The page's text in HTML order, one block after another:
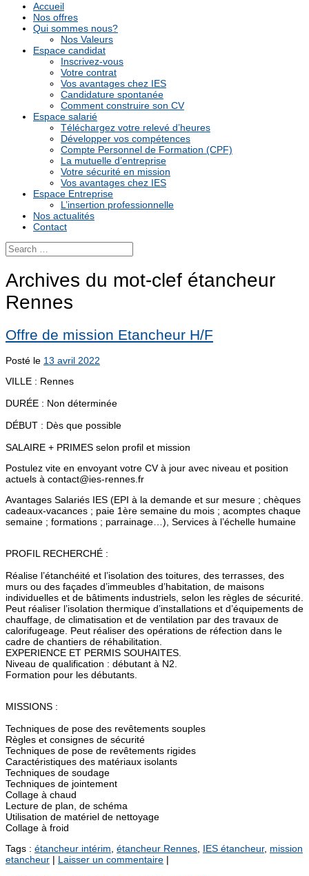
Accueil
Nos offres
Qui sommes nous?
Nos Valeurs
Espace candidat
Inscrivez-vous
Votre contrat
Vos avantages chez IES
Candidature spontanée
Comment construire son CV
Espace salarié
Téléchargez votre relevé d’heures
Développer vos compétences
Compte Personnel de Formation (CPF)
La mutuelle d’entreprise
Votre sécurité en mission
Vos avantages chez IES
Espace Entreprise
L’insertion professionnelle
Nos actualités
Contact
Archives du mot-clef étancheur
Rennes
Offre de mission Etancheur H/F
Posté le 13 avril 2022
VILLE : Rennes
DURÉE : Non déterminée
DÉBUT : Dès que possible
SALAIRE + PRIMES selon profil et mission
Postulez vite en envoyant votre CV à jour avec niveau et position
actuels à contact@ies-rennes.fr
Avantages Salariés IES (EPI à la demande et sur mesure ; chèques
cadeaux-vacances ; paie 1ère semaine du mois ; acomptes chaque
semaine ; formations ; parrainage…), Services à l’échelle humaine
PROFIL RECHERCHÉ :
Réalise l’étanchéité et l’isolation des toitures, des terrasses, des
murs ou des façades d’immeubles d’habitation, de maisons
individuelles et de bâtiments industriels, selon les règles de sécurité.
Peut réaliser l’isolation thermique d’installations et d’équipements de
chauffage, de climatisation et de ventilation par des travaux de
calorifugeage. Peut réaliser des opérations de réfection dans le
cadre de chantiers de réhabilitation.
EXPERIENCE ET PERMIS SOUHAITES.
Niveau de qualification : débutant à N2.
Formation pour les débutants.
MISSIONS :
Techniques de pose des revêtements souples
Règles et consignes de sécurité
Techniques de pose de revêtements rigides
Caractéristiques des matériaux isolants
Techniques de soudage
Techniques de jointement
Collage à chaud
Lecture de plan, de schéma
Utilisation de matériel de nettoyage
Collage à froid
Tags : étancheur intérim étancheur Rennes IES étancheur, mission
etancheur | Laisser un commentaire |